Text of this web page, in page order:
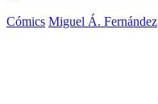
Cómics Miguel Á. Fernández